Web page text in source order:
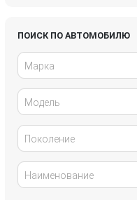
Honda
Kia
Land Rover
ПОИСК ПО АВТОМОБИЛЮ
Марка
Модель
Поколение
Наименование